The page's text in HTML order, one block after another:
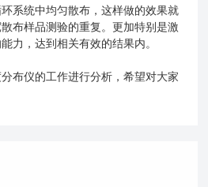
系统中均匀散布，这样做的效果就
布样品测验的重复。更加特别是激
力，达到相关有效的结果内。
仪的工作进行分析，希望对大家